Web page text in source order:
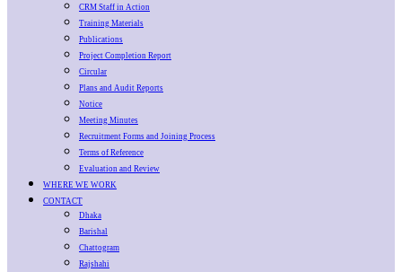
CRM Staff in Action
Training Materials
Publications
Project Completion Report
Circular
Plans and Audit Reports
Notice
Meeting Minutes
Recruitment Forms and Joining Process
Terms of Reference
Evaluation and Review
WHERE WE WORK
CONTACT
Dhaka
Barishal
Chattogram
Rajshahi